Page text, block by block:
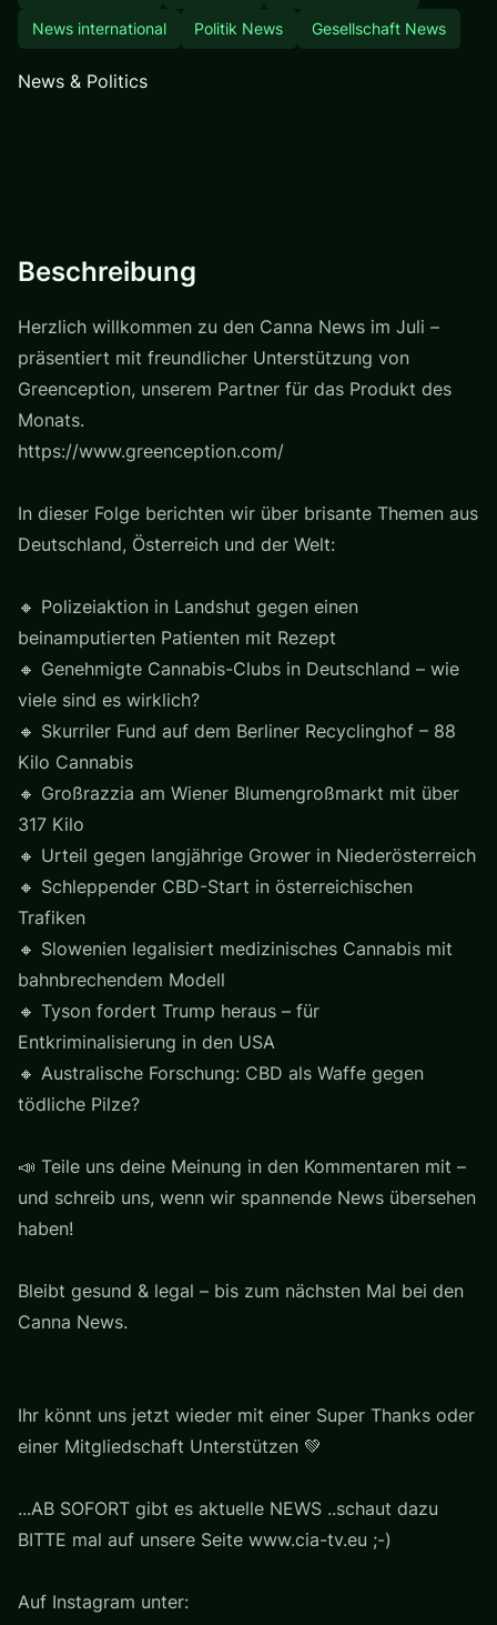
News international Politik News Gesellschaft News
News & Politics
Beschreibung
Herzlich willkommen zu den Canna News im Juli –
präsentiert mit freundlicher Unterstützung von
Greenception, unserem Partner für das Produkt des
Monats.
https://www.greenception.com/
In dieser Folge berichten wir über brisante Themen aus
Deutschland, Österreich und der Welt:
🔸 Polizeiaktion in Landshut gegen einen
beinamputierten Patienten mit Rezept
🔸 Genehmigte Cannabis-Clubs in Deutschland – wie
viele sind es wirklich?
🔸 Skurriler Fund auf dem Berliner Recyclinghof – 88
Kilo Cannabis
🔸 Großrazzia am Wiener Blumengroßmarkt mit über
317 Kilo
🔸 Urteil gegen langjährige Grower in Niederösterreich
🔸 Schleppender CBD-Start in österreichischen
Trafiken
🔸 Slowenien legalisiert medizinisches Cannabis mit
bahnbrechendem Modell
🔸 Tyson fordert Trump heraus – für
Entkriminalisierung in den USA
🔸 Australische Forschung: CBD als Waffe gegen
tödliche Pilze?
📣 Teile uns deine Meinung in den Kommentaren mit –
und schreib uns, wenn wir spannende News übersehen
haben!
Bleibt gesund & legal – bis zum nächsten Mal bei den
Canna News.
Ihr könnt uns jetzt wieder mit einer Super Thanks oder
einer Mitgliedschaft Unterstützen 💚
...AB SOFORT gibt es aktuelle NEWS ..schaut dazu
BITTE mal auf unsere Seite www.cia-tv.eu ;-)
Auf Instagram unter: